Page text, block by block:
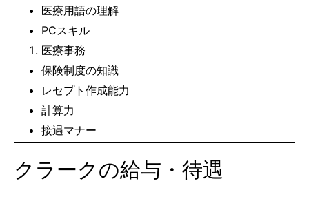
医療用語の理解
PCスキル
医療事務
保険制度の知識
レセプト作成能力
計算力
接遇マナー
クラークの給与・待遇